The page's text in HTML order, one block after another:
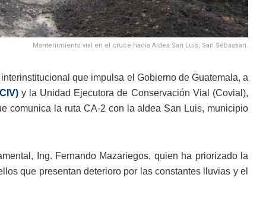
Mantenimiento vial en el cruce hacia Aldea San Luis, San Sebastián.
que impulsa el Gobierno de Guatemala, a
y la Unidad Ejecutora de Conservación Vial (Covial),
comunica la ruta CA-2 con la aldea San Luis, municipio
Ing. Fernando Mazariegos, quien ha priorizado la
que presentan deterioro por las constantes lluvias y el